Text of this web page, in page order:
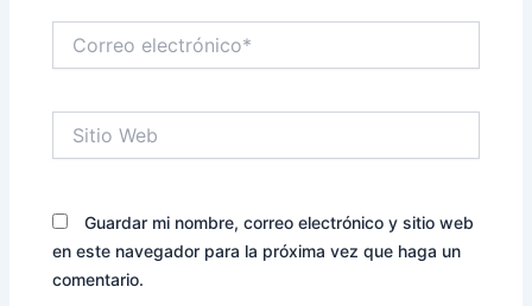
electrónico*
Web
Guardar mi nombre, correo electrónico y sitio web
en este navegador para la próxima vez que haga un
comentario.